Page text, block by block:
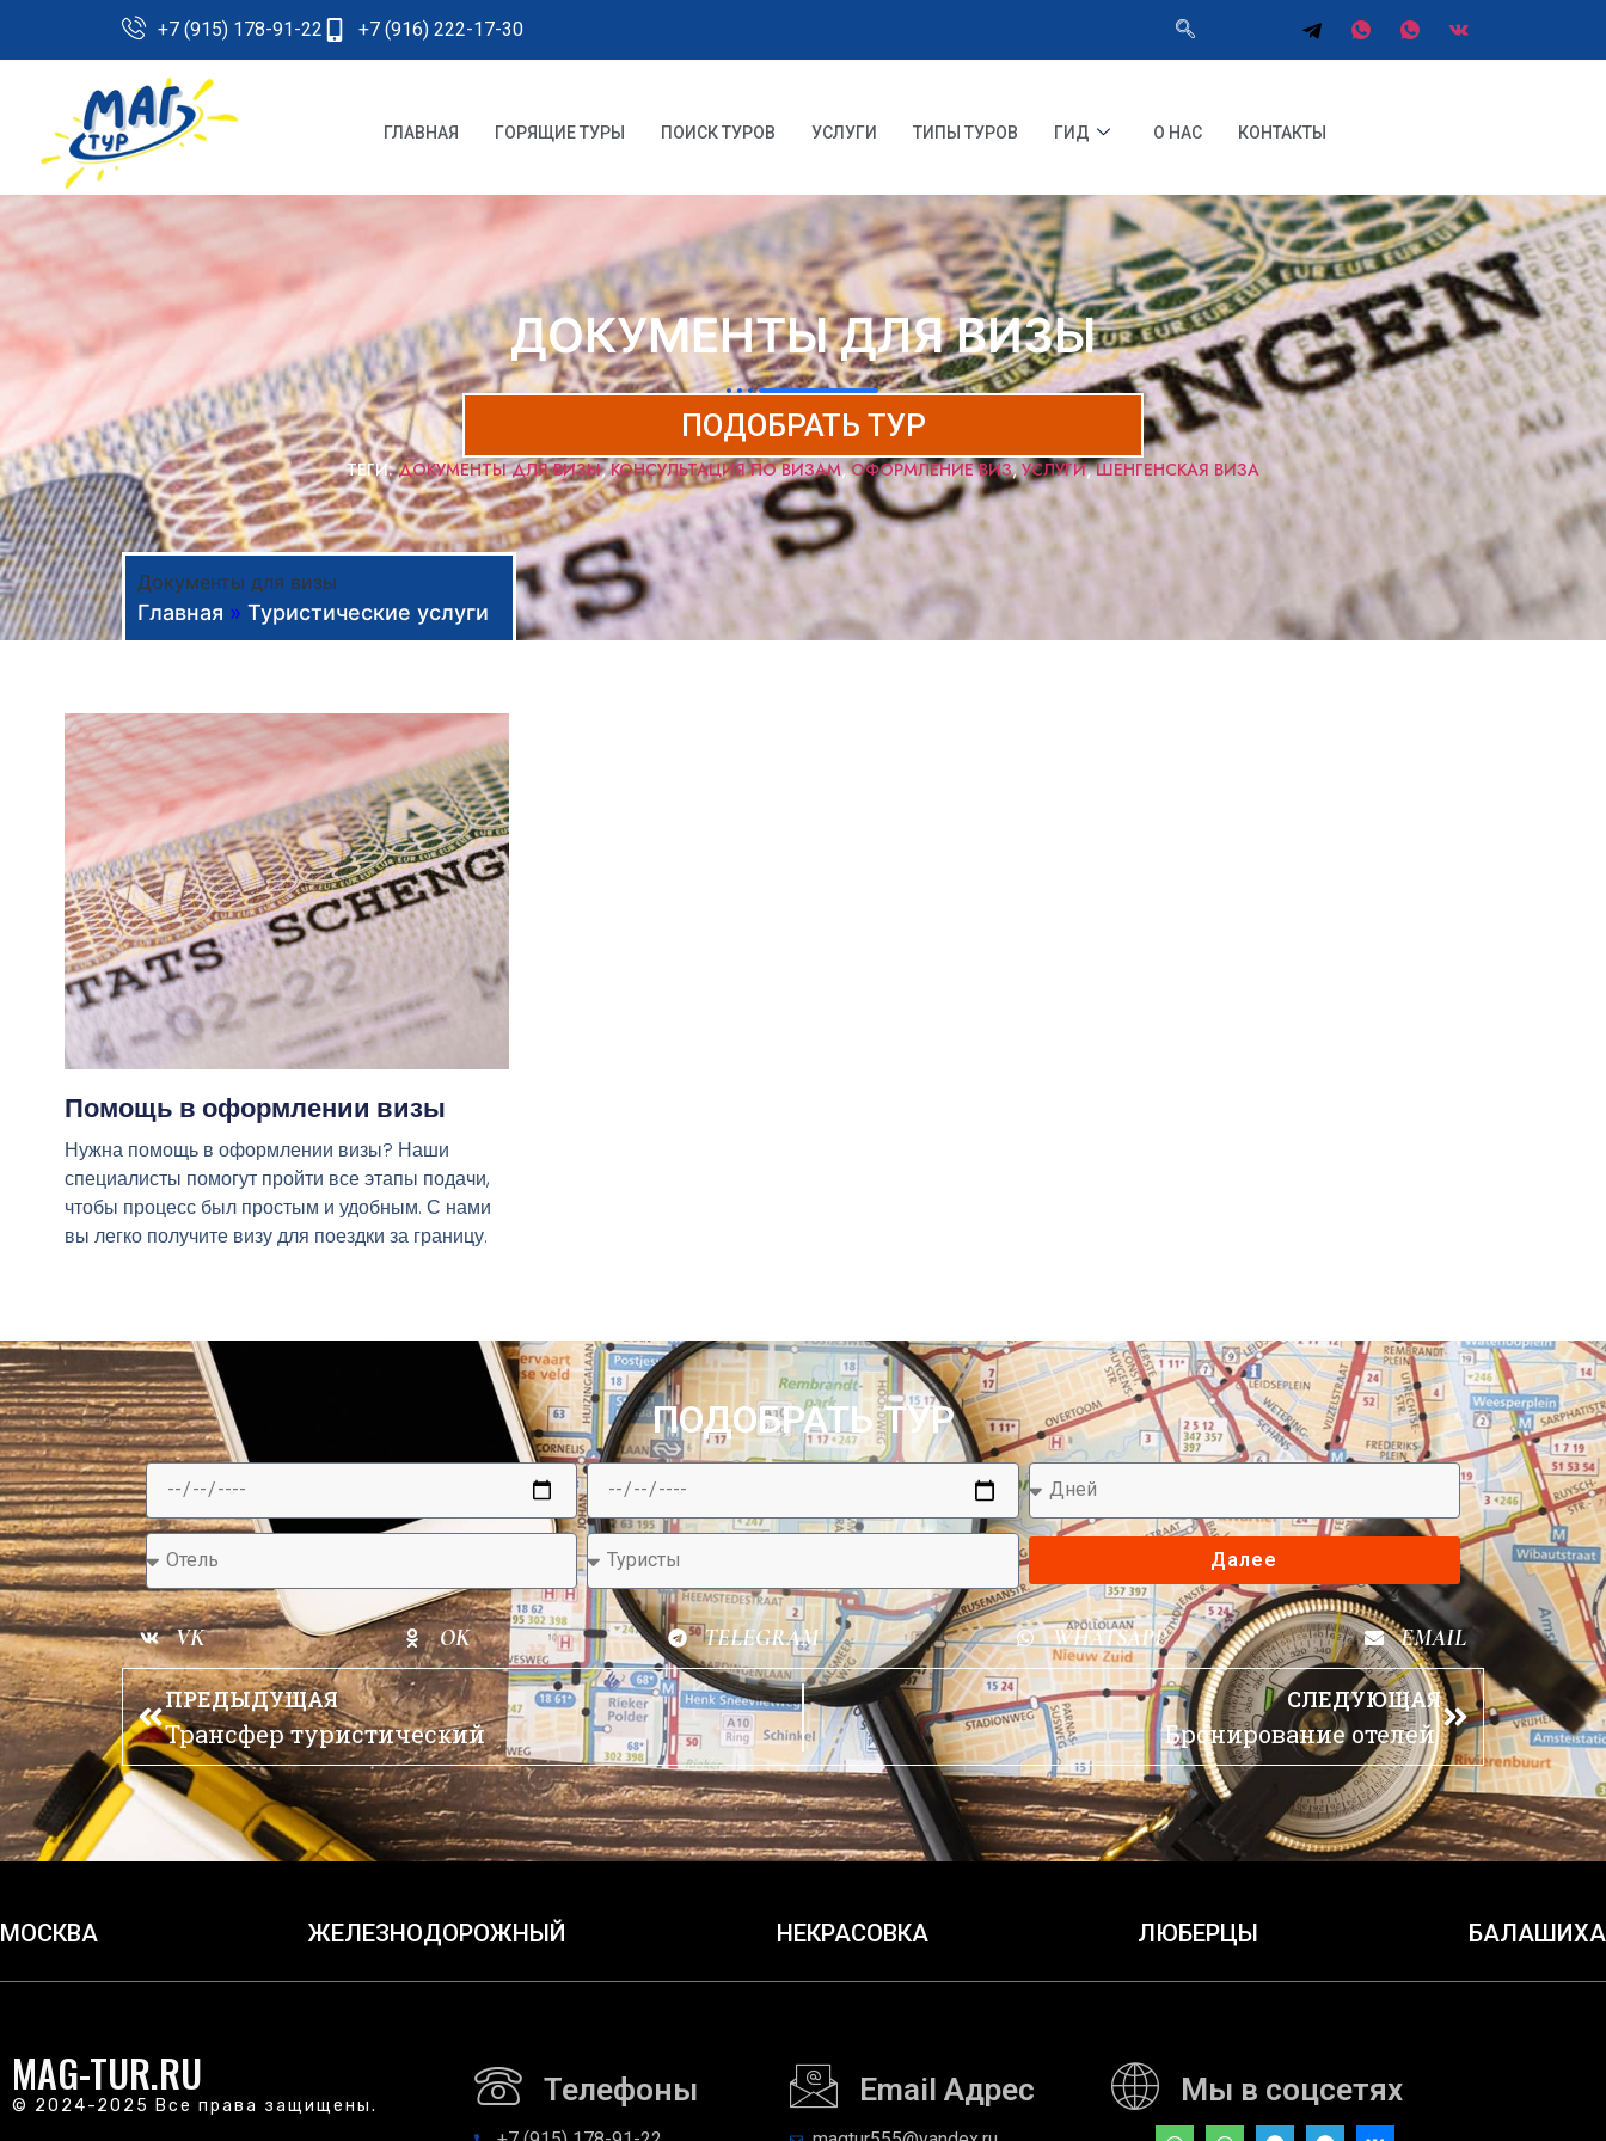
+7 (915) 178-91-22 +7 (916) 222-17-30
ГЛАВНАЯ ГОРЯЩИЕ ТУРЫ ПОИСК ТУРОВ УСЛУГИ ТИПЫ ТУРОВ ГИД О НАС КОНТАКТЫ
ДОКУМЕНТЫ ДЛЯ ВИЗЫ
ПОДОБРАТЬ ТУР
ТЕГИ:ДОКУМЕНТЫ ДЛЯ ВИЗЫ,КОНСУЛЬТАЦИЯ ПО ВИЗАМ,ОФОРМЛЕНИЕ ВИЗ,УСЛУГИ,ШЕНГЕНСКАЯ ВИЗА
Документы для визы
Главная » Туристические услуги
Помощь в оформлении визы
Нужна помощь в оформлении визы? Наши
специалисты помогут пройти все этапы подачи,
чтобы процесс был простым и удобным. С нами
вы легко получите визу для поездки за границу.
ПОДОБРАТЬ ТУР
Далее
VK OK TELEGRAM WHATSAPP EMAIL
ПРЕДЫДУЩАЯ
Трансфер туристический
СЛЕДУЮЩАЯ
Бронирование отелей
МОСКВА ЖЕЛЕЗНОДОРОЖНЫЙ НЕКРАСОВКА ЛЮБЕРЦЫ БАЛАШИХА
MAG-TUR.RU
© 2024-2025 Все права защищены. Телефоны Email Адрес Мы в соцсетях